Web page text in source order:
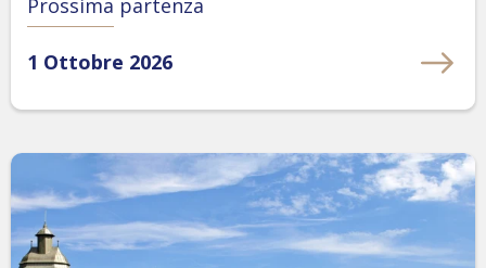
Prossima partenza
1 Ottobre 2026